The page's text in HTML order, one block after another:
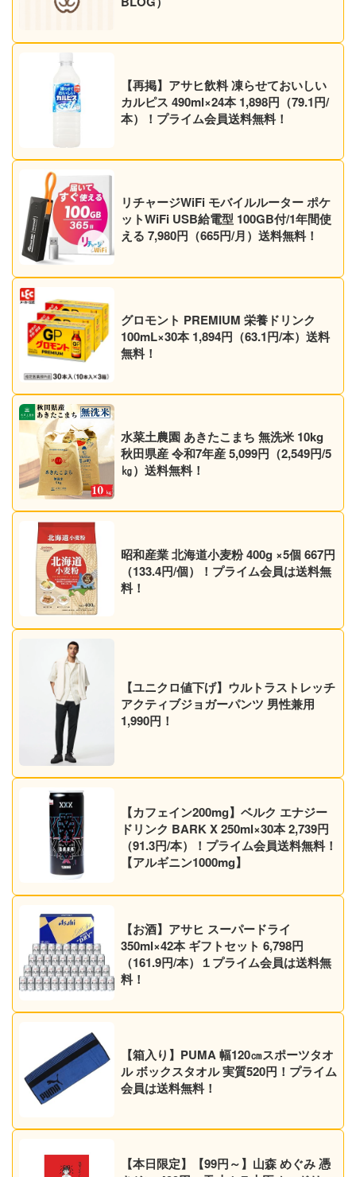
【再掲】アサヒ飲料 凍らせておいしい
カルピス 490ml×24本 1,898円（79.1円/
本）！プライム会員送料無料！
リチャージWiFi モバイルルーター ポケ
ットWiFi USB給電型 100GB付/1年間使
える 7,980円（665円/月）送料無料！
グロモント PREMIUM 栄養ドリンク
100mL×30本 1,894円（63.1円/本）送料
無料！
水菜土農園 あきたこまち 無洗米 10kg
秋田県産 令和7年産 5,099円（2,549円/5
㎏）送料無料！
昭和産業 北海道小麦粉 400g ×5個 667円
（133.4円/個）！プライム会員は送料無
料！
【ユニクロ値下げ】ウルトラストレッチ
アクティブジョガーパンツ 男性兼用
1,990円！
【カフェイン200mg】ベルク エナジー
ドリンク BARK X 250ml×30本 2,739円
（91.3円/本）！プライム会員送料無料！
【アルギニン1000mg】
【お酒】アサヒ スーパードライ
350ml×42本 ギフトセット 6,798円
（161.9円/本）１プライム会員は送料無
料！
【箱入り】PUMA 幅120㎝スポーツタオ
ル ボックスタオル 実質520円！プライム
会員は送料無料！
【本日限定】【99円～】山森 めぐみ 憑